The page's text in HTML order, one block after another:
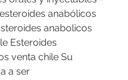
anabólicos
anabolicos
Esteroides
venta chile Su
a ser